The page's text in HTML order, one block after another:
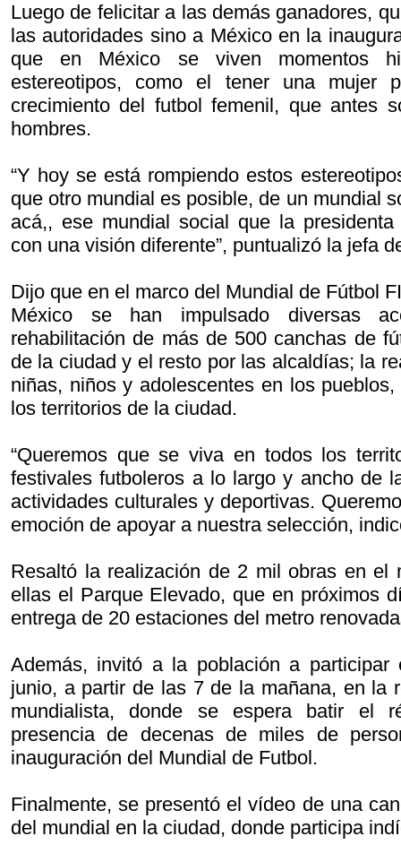
Luego de felicitar a las demás ganadores,
las autoridades sino a México en la
que en México se viven momentos
estereotipos, como el tener una mujer
crecimiento del futbol femenil, que antes
hombres.
“Y hoy se está rompiendo estos
que otro mundial es posible, de un mundial
acá,, ese mundial social que la
con una visión diferente”, puntualizó la jefa
Dijo que en el marco del Mundial de Fútbol
México se han impulsado diversas
rehabilitación de más de 500 canchas de
de la ciudad y el resto por las alcaldías; la
niñas, niños y adolescentes en los
los territorios de la ciudad.
“Queremos que se viva en todos los
festivales futboleros a lo largo y ancho de
actividades culturales y deportivas.
emoción de apoyar a nuestra selección,
Resaltó la realización de 2 mil obras en el
ellas el Parque Elevado, que en próximos
entrega de 20 estaciones del metro
Además, invitó a la población a
junio, a partir de las 7 de la mañana, en la
mundialista, donde se espera batir el
presencia de decenas de miles de
inauguración del Mundial de Futbol.
Finalmente, se presentó el vídeo de una
del mundial en la ciudad, donde participa